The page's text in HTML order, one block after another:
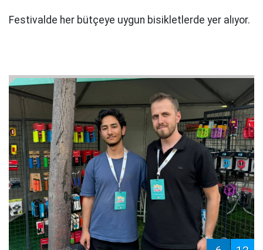
Festivalde her bütçeye uygun bisikletlerde yer alıyor.